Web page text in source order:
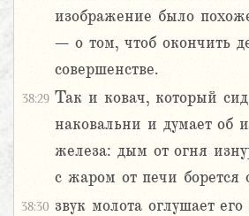
изображение было
– о том, чтоб окончить
совершенстве.
38:29 Так и ковач, который
наковальни и думает об
железа: дым от огня
с жаром от печи борется
38:30 звук молота оглушает